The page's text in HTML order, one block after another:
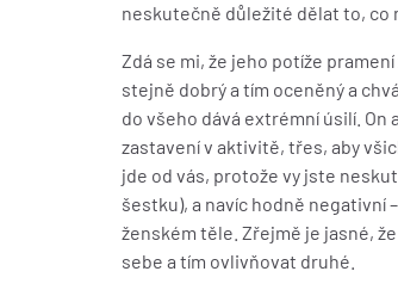
neskutečně důležité dělat to, co
Zdá se mi, že jeho potíže
stejně dobrý a tím oceněný a
do všeho dává extrémní úsilí.
zastavení v aktivitě, třes, aby
jde od vás, protože vy jste
šestku), a navíc hodně negativní –
ženském těle. Zřejmě je jasné,
sebe a tím ovlivňovat druhé.